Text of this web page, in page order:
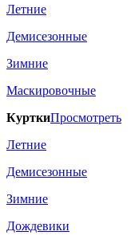
Летние
Демисезонные
Зимние
Маскировочные
КурткиПросмотреть
Летние
Демисезонные
Зимние
Дождевики